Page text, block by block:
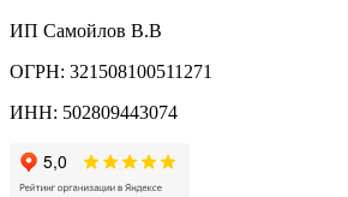
ИП Самойлов В.В
ОГРН: 321508100511271
ИНН: 502809443074